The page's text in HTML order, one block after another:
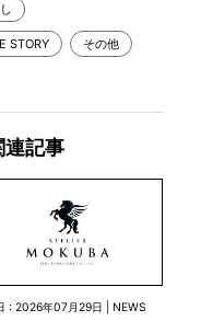
STORY その他
連記事
: 2026年07月29日 | NEWS